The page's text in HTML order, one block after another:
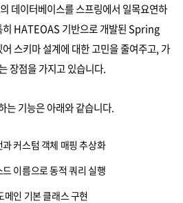
데이터베이스를 스프링에서 일목요연하
히 HATEOAS 기반으로 개발된 Spring
스키마 설계에 대한 고민을 줄여주고, 가
장점을 가지고 있습니다.
기능은 아래와 같습니다.
커스텀 객체 매핑 추상화
이름으로 동적 쿼리 실행
메인 기본 클래스 구현